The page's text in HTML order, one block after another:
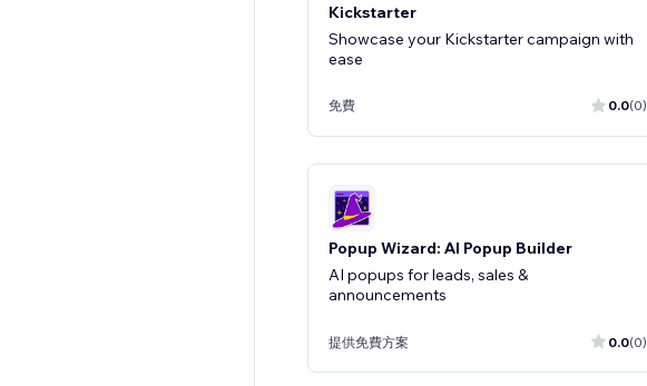
Kickstarter
Showcase your Kickstarter campaign with
ease
免費 0.0(0)
Popup Wizard: AI Popup Builder
AI popups for leads, sales &
announcements
提供免費方案 0.0(0)